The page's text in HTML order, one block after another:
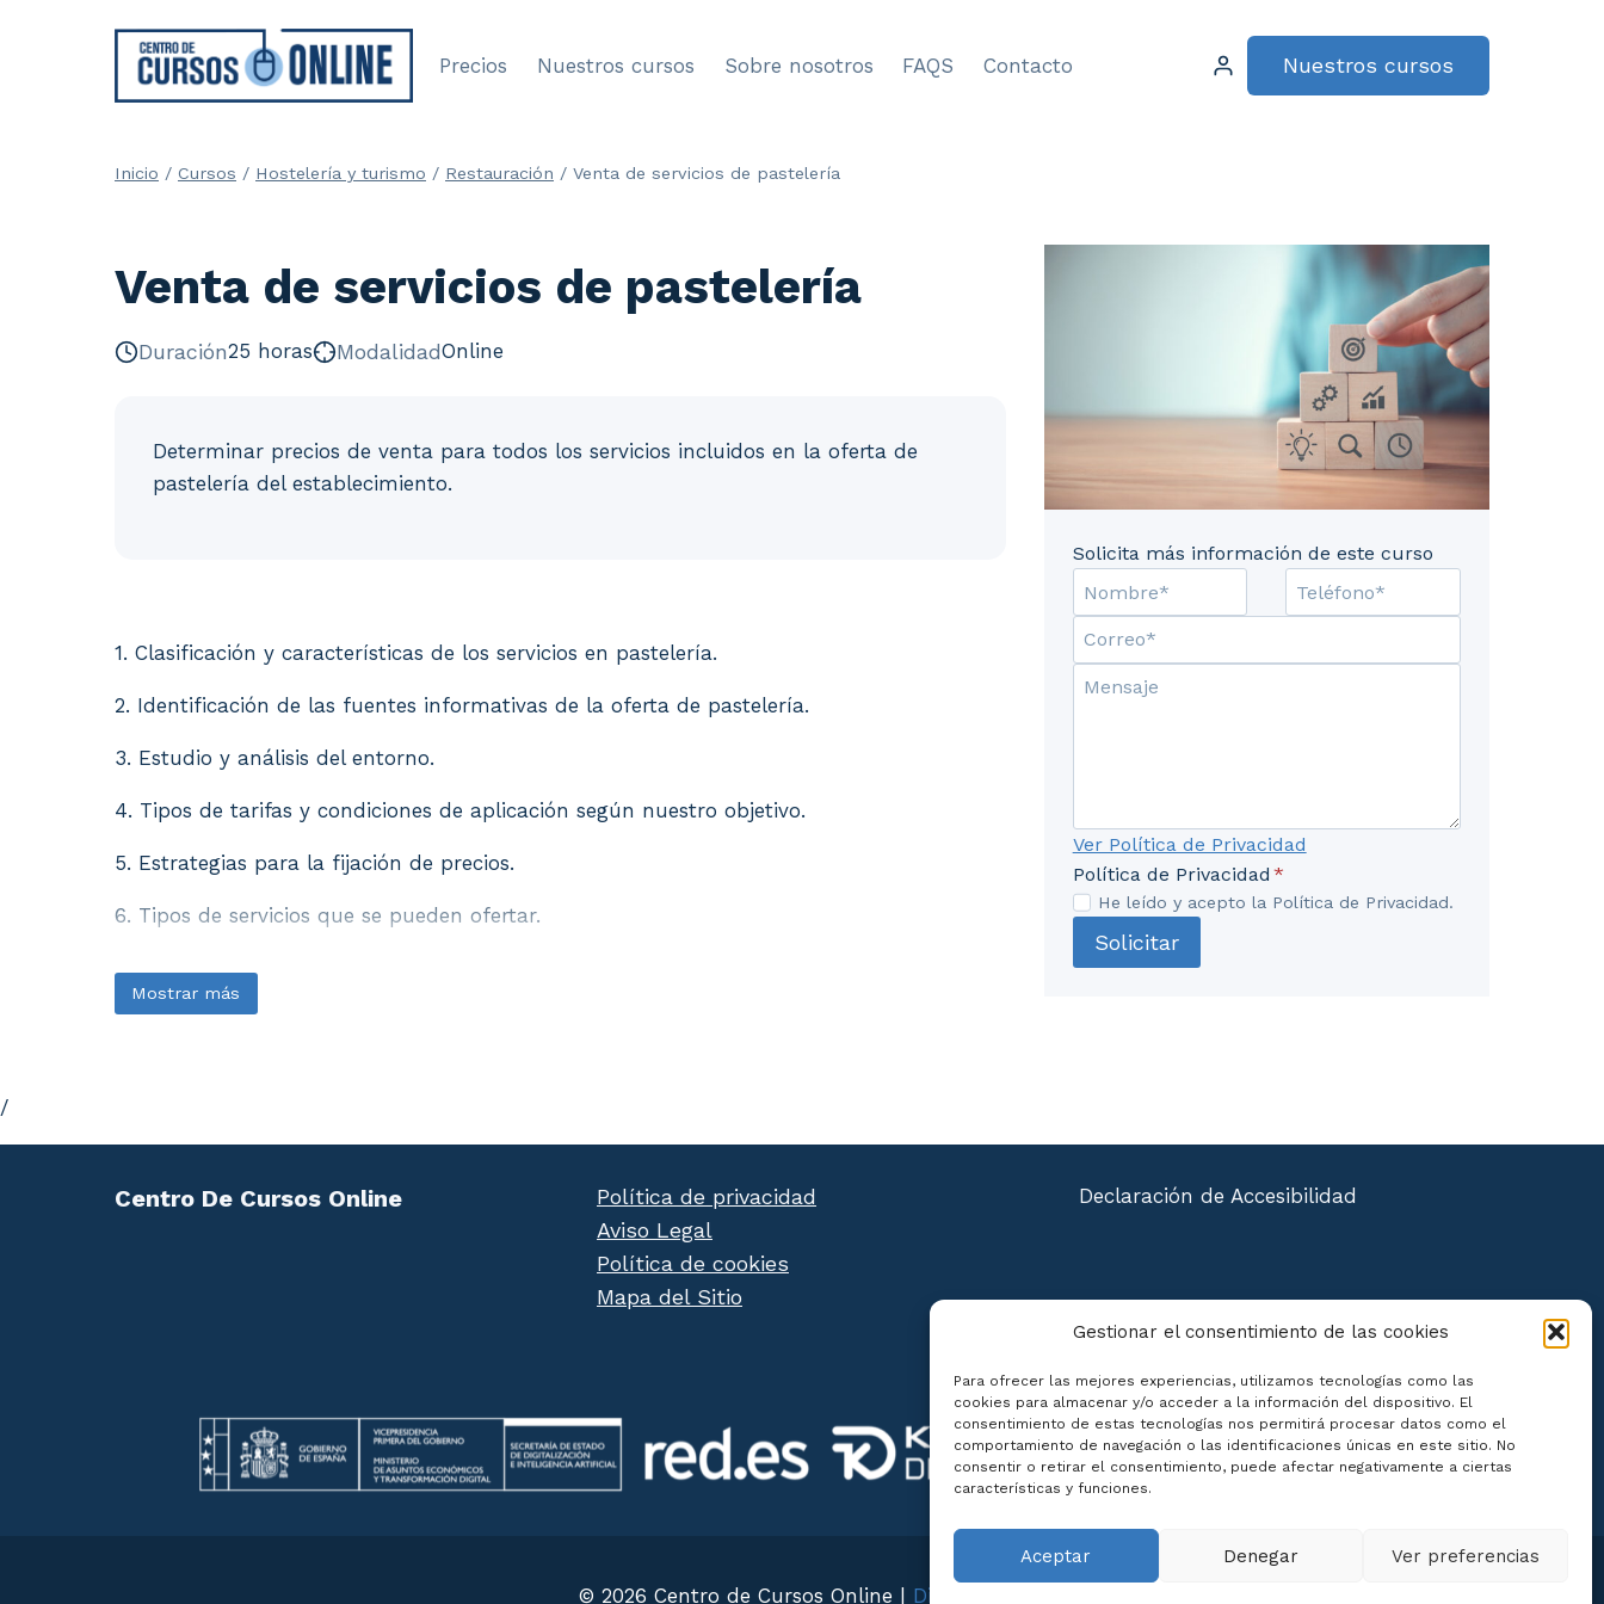
Gestionar el consentimiento de las cookies
Para ofrecer las mejores experiencias, utilizamos tecnologías como las
cookies para almacenar y/o acceder a la información del dispositivo. El
consentimiento de estas tecnologías nos permitirá procesar datos como el
comportamiento de navegación o las identificaciones únicas en este sitio. No
consentir o retirar el consentimiento, puede afectar negativamente a ciertas
características y funciones.
Aceptar Denegar Ver preferencias
Precios Nuestros cursos Sobre nosotros FAQS Contacto Nuestros cursos
Inicio / Cursos / Hostelería y turismo / Restauración / Venta de servicios de pastelería
Venta de servicios de pastelería
Duración25 horas ModalidadOnline
Determinar precios de venta para todos los servicios incluidos en la oferta de
pastelería del establecimiento.
1. Clasificación y características de los servicios en pastelería. 2. Identificación de las fuentes informativas de la oferta de pastelería. 3. Estudio y
1. Clasificación y características de los servicios en pastelería.
2. Identificación de las fuentes informativas de la oferta de pastelería.
3. Estudio y análisis del entorno.
4. Tipos de tarifas y condiciones de aplicación según nuestro objetivo.
5. Estrategias para la fijación de precios.
6. Tipos de servicios que se pueden ofertar.
Mostrar más
Solicita más información de este curso
Ver Política de Privacidad
Política de Privacidad *
He leído y acepto la Política de Privacidad.
Solicitar
/
Centro De Cursos Online
Política de privacidad
Aviso Legal
Política de cookies
Mapa del Sitio
Declaración de Accesibilidad
© 2026 Centro de Cursos Online | Diseño Web